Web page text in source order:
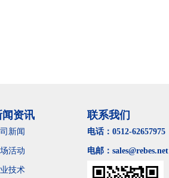
闻资讯
新闻
活动
技术
联系我们
电话：0512-62657975
电邮：sales@rebes.net